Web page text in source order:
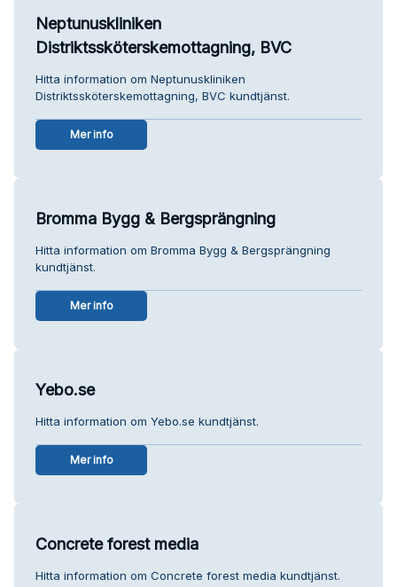
Neptunuskliniken
Distriktssköterskemottagning, BVC
Hitta information om Neptunuskliniken
Distriktssköterskemottagning, BVC kundtjänst.
Mer info
Bromma Bygg & Bergsprängning
Hitta information om Bromma Bygg & Bergsprängning
kundtjänst.
Mer info
Yebo.se
Hitta information om Yebo.se kundtjänst.
Mer info
Concrete forest media
Hitta information om Concrete forest media kundtjänst.